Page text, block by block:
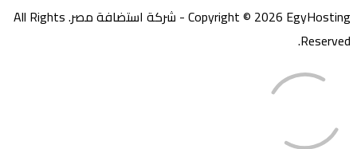
Copyright © 2026 EgyHosting - شركة استضافة مصر. All Rights
Reserved.